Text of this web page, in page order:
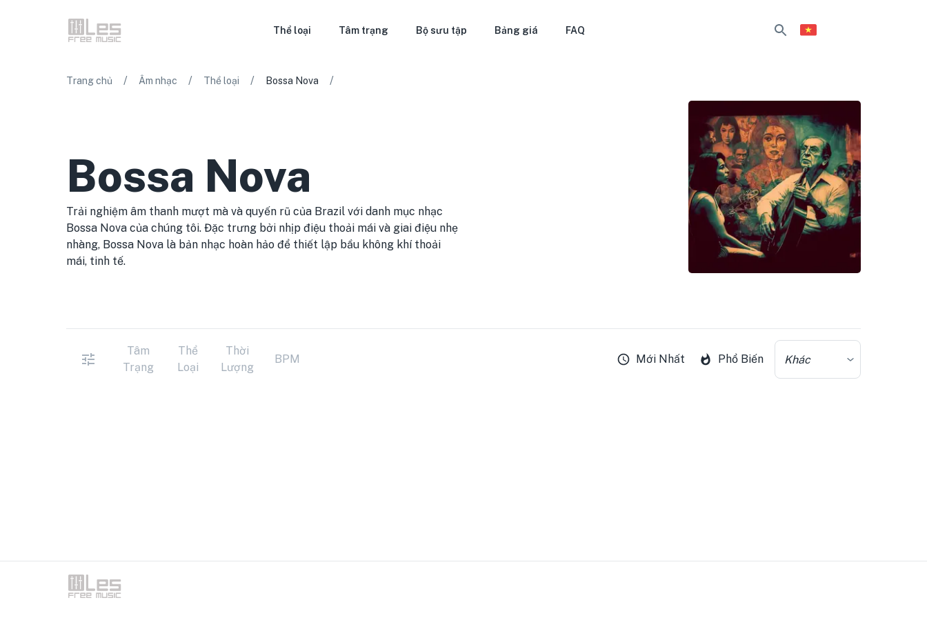
Thể loại Tâm trạng Bộ sưu tập Bảng giá FAQ
Trang chủ / Âm nhạc / Thể loại / Bossa Nova /
Bossa Nova
Trải nghiệm âm thanh mượt mà và quyến rũ của Brazil với danh mục nhạc
Bossa Nova của chúng tôi. Đặc trưng bởi nhịp điệu thoải mái và giai điệu nhẹ
nhàng, Bossa Nova là bản nhạc hoàn hảo để thiết lập bầu không khí thoải
mái, tinh tế.
Tâm
Trạng
Thể
Loại
Thời
Lượng
BPM Mới Nhất Phổ Biến Khác